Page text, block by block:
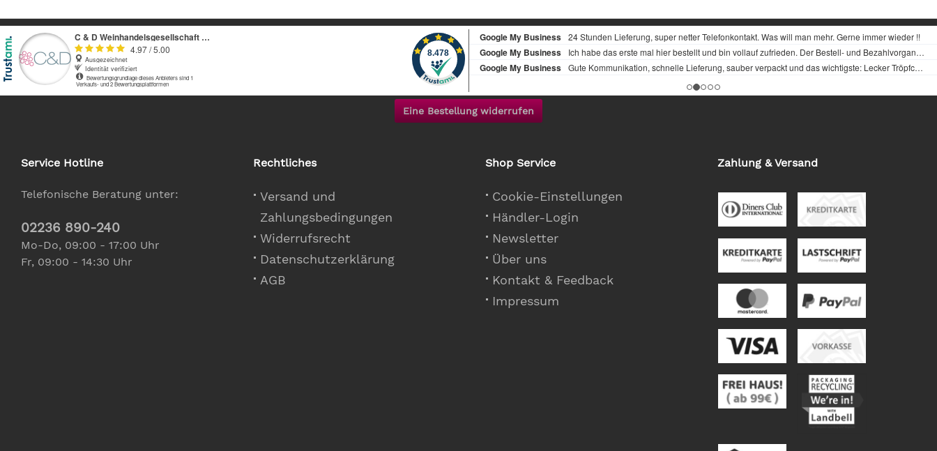
Eine Bestellung widerrufen
Service Hotline
Telefonische Beratung unter:
02236 890-240
Mo-Do, 09:00 - 17:00 Uhr
Fr, 09:00 - 14:30 Uhr
Rechtliches
Versand und
Zahlungsbedingungen
Widerrufsrecht
Datenschutzerklärung
AGB
Shop Service
Cookie-Einstellungen
Händler-Login
Newsletter
Über uns
Kontakt & Feedback
Impressum
Zahlung & Versand